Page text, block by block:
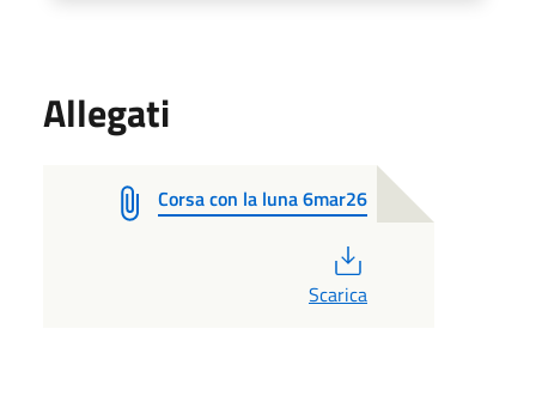
Allegati
Corsa con la luna 6mar26
Scarica